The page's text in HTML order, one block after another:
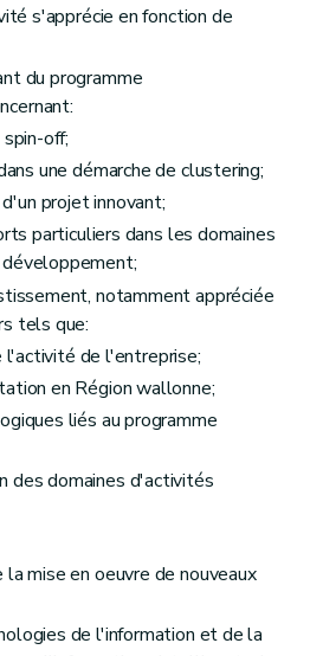
s'apprécie en fonction de
du programme
off;
une démarche de clustering;
projet innovant;
particuliers dans les domaines
notamment appréciée
tels que:
l'activité de l'entreprise;
en Région wallonne;
liés au programme
des domaines d'activités
mise en oeuvre de nouveaux
de l'information et de la